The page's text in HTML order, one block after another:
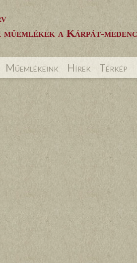
a Kárpát-
Műemlékeink Hírek Térkép